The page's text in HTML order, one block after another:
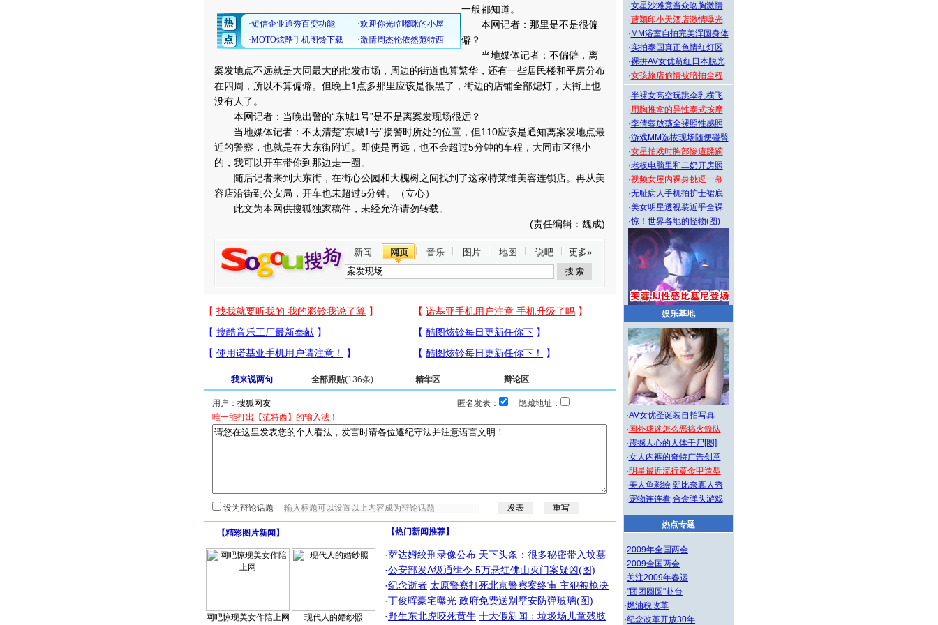
一般都知道。
本网记者：那里是不是很偏
僻？
当地媒体记者：不偏僻，离
案发地点不远就是大同最大的批发市场，周边的街道也算繁华，还有一些居民楼和平房分布
在四周，所以不算偏僻。但晚上1点多那里应该是很黑了，街边的店铺全部熄灯，大街上也
没有人了。
本网记者：当晚出警的“东城1号”是不是离案发现场很远？
当地媒体记者：不太清楚“东城1号”接警时所处的位置，但110应该是通知离案发地点最
近的警察，也就是在大东街附近。即使是再远，也不会超过5分钟的车程，大同市区很小
的，我可以开车带你到那边走一圈。
随后记者来到大东街，在街心公园和大槐树之间找到了这家特莱维美容连锁店。再从美
容店沿街到公安局，开车也未超过5分钟。（立心）
此文为本网供搜狐独家稿件，未经允许请勿转载。
(责任编辑：魏成)
新闻 网页 音乐 图片 地图 说吧 更多»
我来说两句 全部跟贴(136条) 精华区 辩论区
用户： 匿名发表：
隐藏地址：
唯一能打出【范特西】的输入法！
设为辩论话题
【精彩图片新闻 】
网吧惊现美女作陪上网 现代人的婚纱照
【热门新闻推荐】
·萨达姆绞刑录像公布 天下头条：很多秘密带入坟墓
·公安部发A级通缉令 5万悬红佛山灭门案疑凶(图)
·纪念逝者 太原警察打死北京警察案终审 主犯被枪决
·丁俊晖豪宅曝光 政府免费送别墅安防弹玻璃(图)
·野生东北虎咬死黄牛 十大假新闻：垃圾场儿童残肢
·女星沙滩竟当众吻胸激情
·曹颖印小天酒店激情曝光
· MM浴室自拍完美浑圆身体
·实拍泰国真正色情红灯区
·裸拼AV女优翁红日本脱光
·女孩旅店偷情被暗拍全程
·半裸女高空玩跳伞乳横飞
·用胸推拿的异性泰式按摩
·李倩蓉放荡全裸照性感照
·游戏MM选拔现场随便碰臀
·女星拍戏时胸部惨遭蹂躏
·老板电脑里和二奶开房照
·视频女屋内裸身挑逗一幕
·无耻病人手机拍护士裙底
·美女明星透视装近乎全裸
·惊！世界各地的怪物(图)
娱乐基地
·AV女优圣诞装自拍写真
· 国外球迷怎么恶搞火箭队
·震撼人心的人体干尸[图]
·女人内裤的奇特广告创意
·明星最近流行黄金甲造型
·美人鱼彩绘 朝比奈真人秀
·宠物连连看 合金弹头游戏
热点专题
·2009年全国两会
·2009全国两会
·关注2009年春运
·"团团圆圆"赴台
·燃油税改革
·纪念改革开放30年